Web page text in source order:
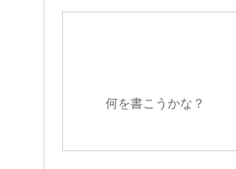
何を書こうかな？